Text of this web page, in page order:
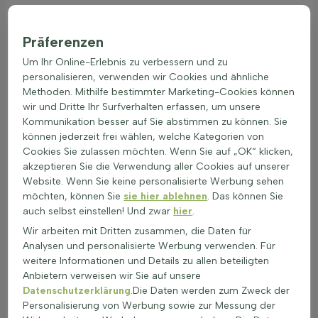
Solitär
Immergrüne Sträucher sind eine hervorragende Wahl für
jeden Garten. Sie bieten das ganze Jahr über Struktur und
Sichtschutz. Diese Sträucher behalten ihre Blätter und bleiben
auch im Winter grün. Hier sind einige Möglichkeiten, wie
immergrüne Sträucher im Garten verwendet werden können:
Als Hecke: Immergrüne Sträucher eignen sich perfekt als
Hecke, um Privatsphäre zu schaffen und den Garten zu
strukturieren.
Beetrahmung: Sie können als Rahmen für Blumenbeete
verwendet werden, um klare Linien und Struktur zu
Solitär: Einzeln gepflanzt, können sie als Blickfang im
Garten dienen.
Immergrüne Sträucher kaufen ist eine gute Investition für
jeden Gartenliebhaber. Diese winterharten Sträucher sind
ideal für ganzjährigen Sichtschutz und verleihen dem Garten
Präferenzen
Um Ihr Online-Erlebnis zu verbessern und zu
personalisieren, verwenden wir Cookies und ähnliche
Methoden. Mithilfe bestimmter Marketing-Cookies können
wir und Dritte Ihr Surfverhalten erfassen, um unsere
Kommunikation besser auf Sie abstimmen zu können. Sie
können jederzeit frei wählen, welche Kategorien von
Cookies Sie zulassen möchten. Wenn Sie auf „OK“ klicken,
akzeptieren Sie die Verwendung aller Cookies auf unserer
Website. Wenn Sie keine personalisierte Werbung sehen
möchten, können Sie sie hier ablehnen. Das können Sie
auch selbst einstellen! Und zwar hier.
Wir arbeiten mit Dritten zusammen, die Daten für
Analysen und personalisierte Werbung verwenden. Für
weitere Informationen und Details zu allen beteiligten
Anbietern verweisen wir Sie auf unsere
Datenschutzerklärung.Die Daten werden zum Zweck der
Personalisierung von Werbung sowie zur Messung der